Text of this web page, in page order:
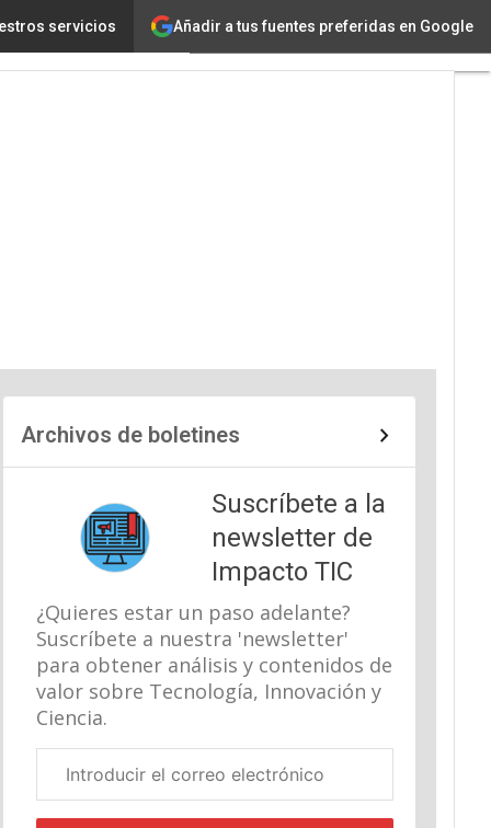
Añadir a tus fuentes preferidas en Google
servicios
Archivos de boletines
Suscríbete a la
newsletter de
Impacto TIC
¿Quieres estar un paso adelante?
Suscríbete a nuestra 'newsletter'
para obtener análisis y contenidos de
valor sobre Tecnología, Innovación y
Ciencia.
electrónico